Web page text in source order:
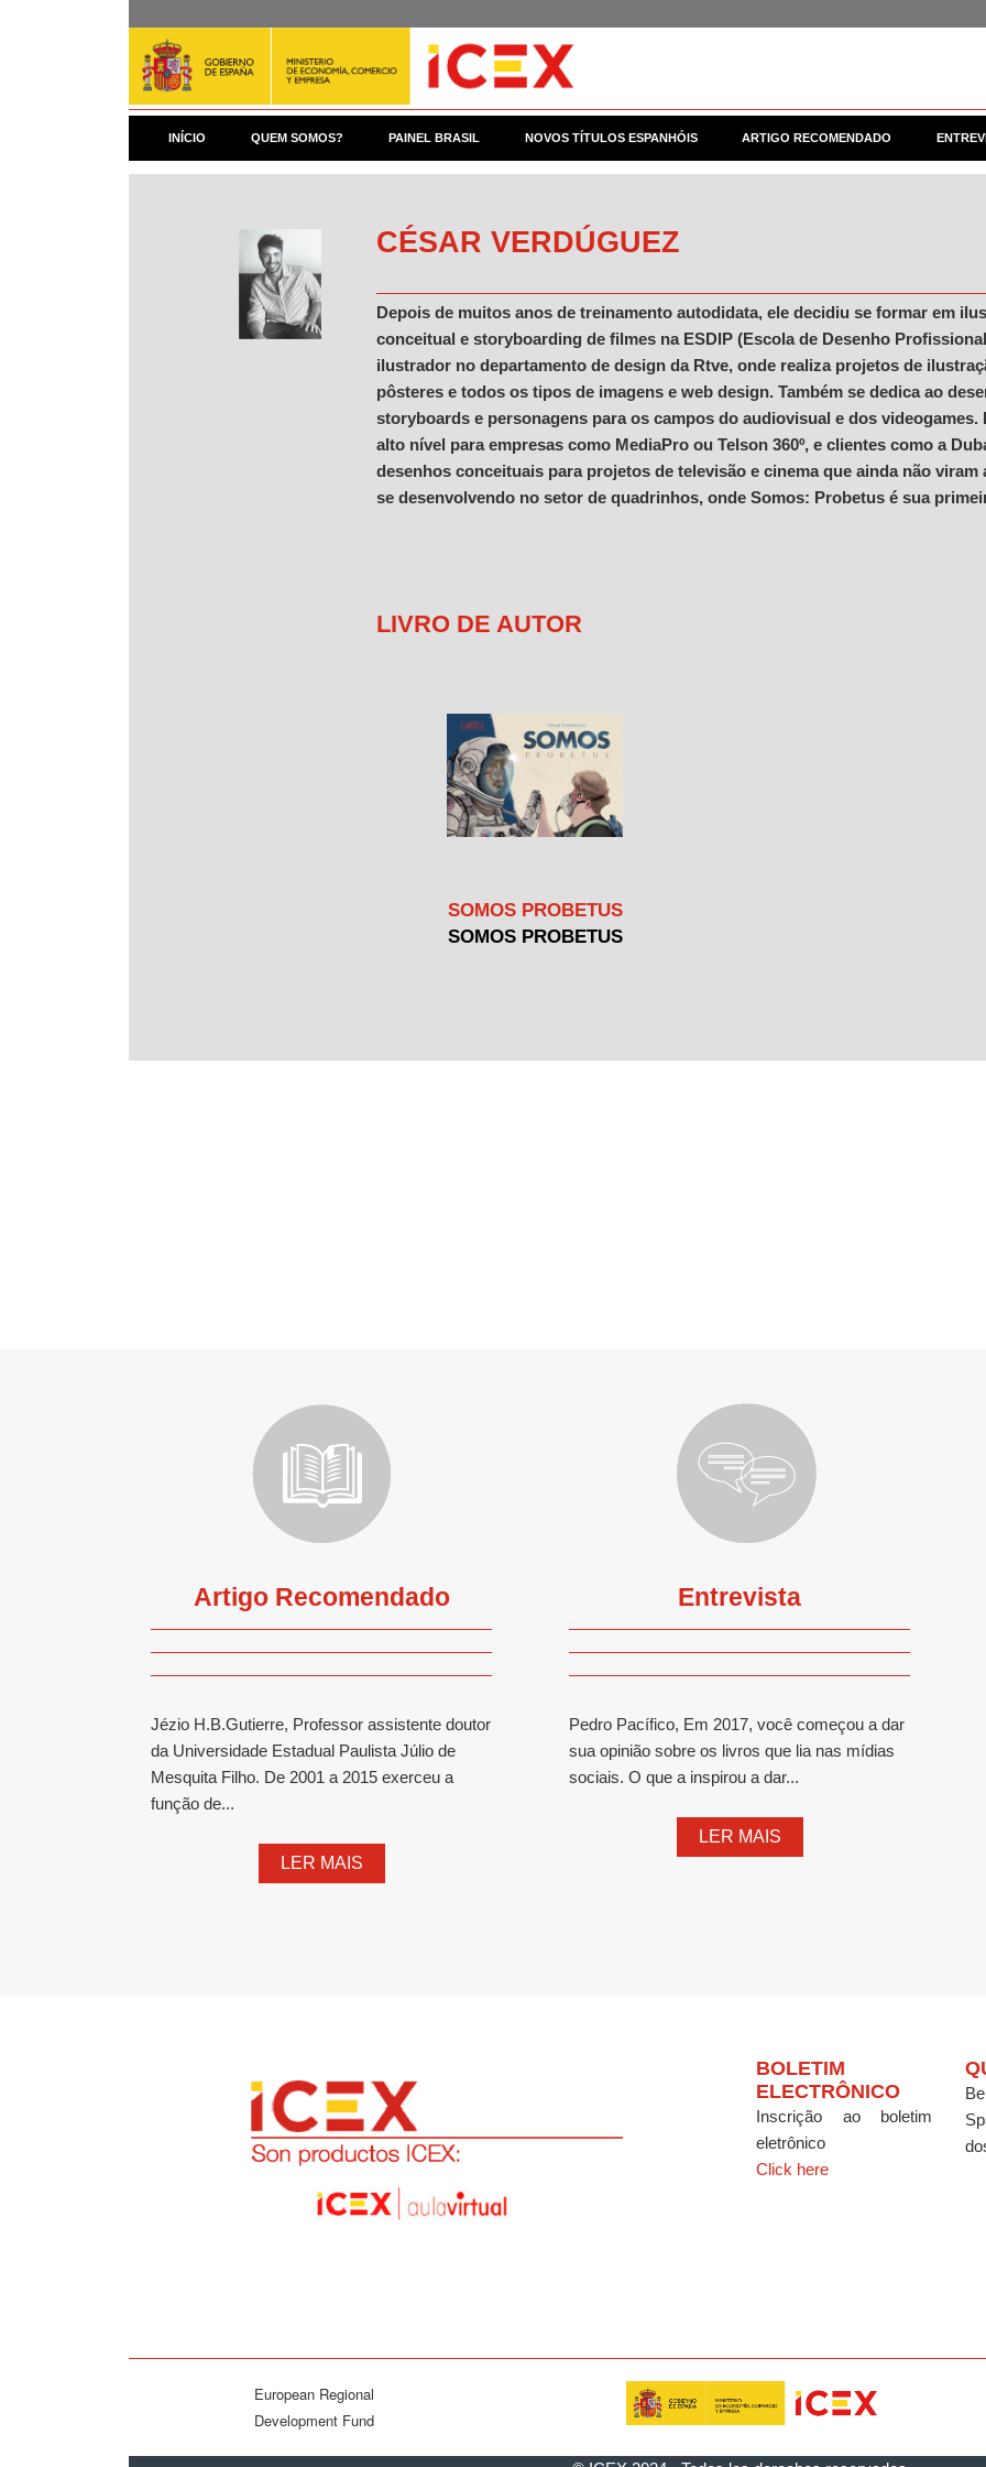
INÍCIO QUEM SOMOS? PAINEL BRASIL NOVOS TÍTULOS ESPANHÓIS ARTIGO RECOMENDADO
CÉSAR VERDÚGUEZ
Depois de muitos anos de treinamento autodidata, ele decidiu se formar em
conceitual e storyboarding de filmes na ESDIP (Escola de Desenho
ilustrador no departamento de design da Rtve, onde realiza projetos de
pôsteres e todos os tipos de imagens e web design. Também se dedica ao
storyboards e personagens para os campos do audiovisual e dos
alto nível para empresas como MediaPro ou Telson 360º, e clientes como a
desenhos conceituais para projetos de televisão e cinema que ainda não viram
se desenvolvendo no setor de quadrinhos, onde Somos: Probetus é sua
LIVRO DE AUTOR
SOMOS PROBETUS
SOMOS PROBETUS
Artigo Recomendado
Jézio H.B.Gutierre, Professor assistente doutor
da Universidade Estadual Paulista Júlio de
Mesquita Filho. De 2001 a 2015 exerceu a
função de...
LER MAIS
Entrevista
Pedro Pacífico, Em 2017, você começou a dar
sua opinião sobre os livros que lia nas mídias
sociais. O que a inspirou a dar...
LER MAIS
BOLETIM
ELECTRÔNICO
Inscrição ao boletim
eletrônico
Click here
European Regional
Development Fund